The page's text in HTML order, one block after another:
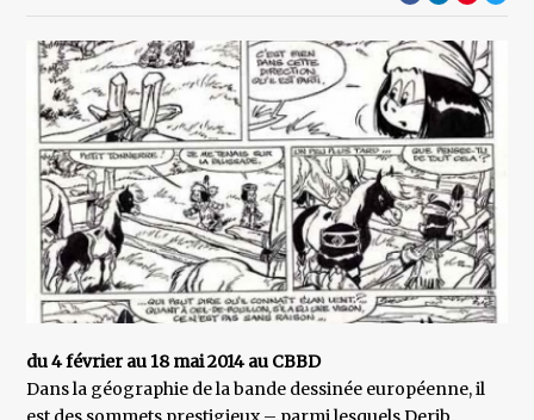
du 4 février au 18 mai 2014 au CBBD
Dans la géographie de la bande dessinée européenne, il